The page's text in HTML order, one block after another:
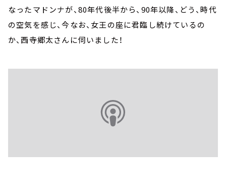
なったマドンナが、80年代後半から、90年以降、どう、時代
の空気を感じ、今なお、女王の座に君臨し続けているの
か、西寺郷太さんに伺いました！